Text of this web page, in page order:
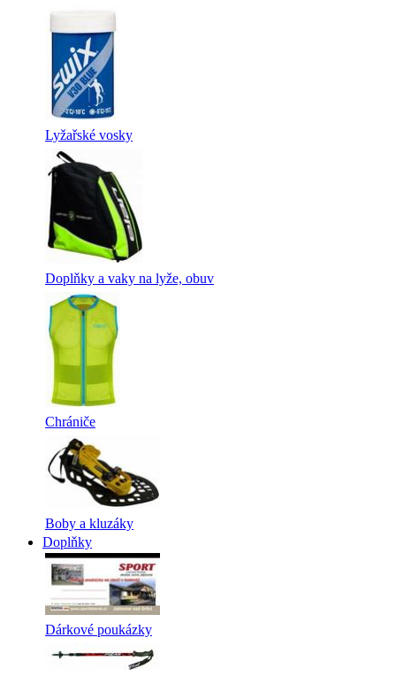
Lyžařské vosky
Doplňky a vaky na lyže, obuv
Chrániče
Boby a kluzáky
Doplňky
Dárkové poukázky